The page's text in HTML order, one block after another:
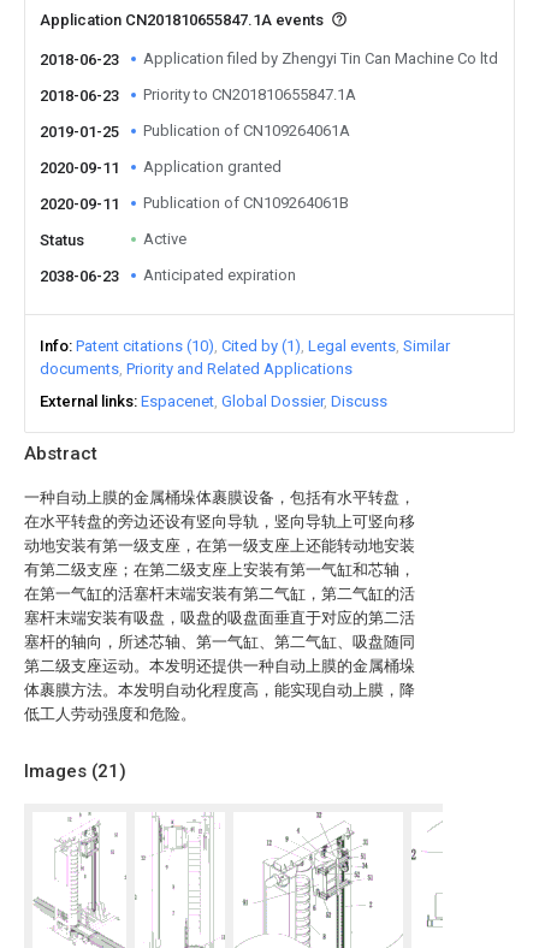
Abstract
一种自动上膜的金属桶垛体裹膜设备，包括有水平转盘，
在水平转盘的旁边还设有竖向导轨，竖向导轨上可竖向移
动地安装有第一级支座，在第一级支座上还能转动地安装
有第二级支座；在第二级支座上安装有第一气缸和芯轴，
在第一气缸的活塞杆末端安装有第二气缸，第二气缸的活
塞杆末端安装有吸盘，吸盘的吸盘面垂直于对应的第二活
塞杆的轴向，所述芯轴、第一气缸、第二气缸、吸盘随同
第二级支座运动。本发明还提供一种自动上膜的金属桶垛
体裹膜方法。本发明自动化程度高，能实现自动上膜，降
低工人劳动强度和危险。
Images (21)
Application CN201810655847.1A events
2018-06-23 Application filed by Zhengyi Tin Can Machine Co ltd
2018-06-23 Priority to CN201810655847.1A
2019-01-25 Publication of CN109264061A
2020-09-11 Application granted
2020-09-11 Publication of CN109264061B
Status Active
2038-06-23 Anticipated expiration
Info Patent citations (10) Cited by (1) Legal events Similar
documents Priority and Related Applications
External links Espacenet Global Dossier Discuss